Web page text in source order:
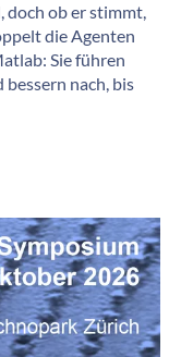
doch ob er stimmt,
die Agenten
Sie führen
bessern nach, bis